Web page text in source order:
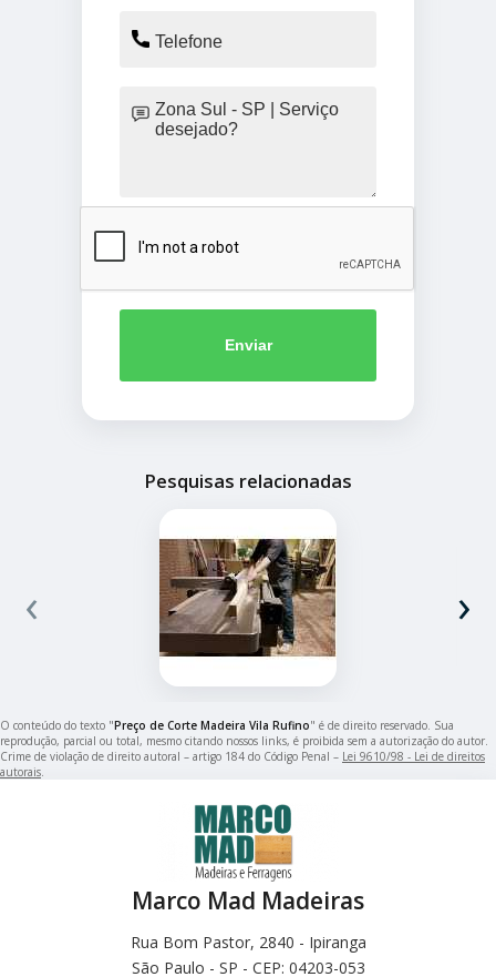
Enviar
Pesquisas relacionadas
‹ ›
O conteúdo do texto "Preço de Corte Madeira Vila Rufino" é de direito reservado. Sua
reprodução, parcial ou total, mesmo citando nossos links, é proibida sem a autorização do autor.
Crime de violação de direito autoral – artigo 184 do Código Penal – Lei 9610/98 - Lei de direitos
autorais.
Marco Mad Madeiras
Rua Bom Pastor, 2840 - Ipiranga
São Paulo - SP - CEP: 04203-053